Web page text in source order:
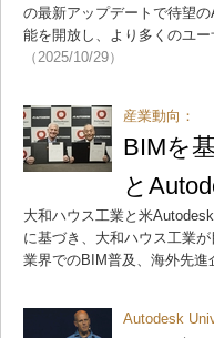
の最新アップデートで待望
能を開放し、より多くのユ
（2025/10/29）
産業動向：
BIMを
と
大和ハウス工業と米
に基づき、大和ハウス工業
業界でのBIM普及、海外先進
Autodesk